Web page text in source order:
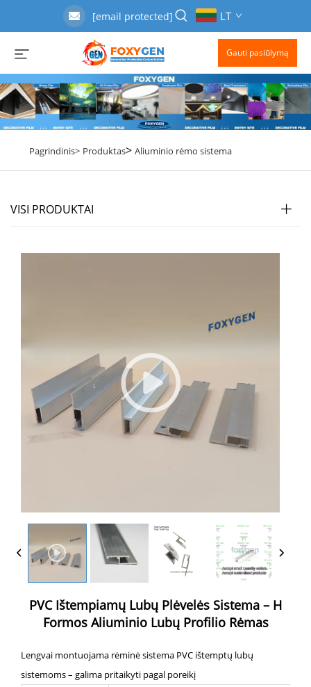
[email protected] LT
Gauti pasiūlymą
Pagrindinis> Produktas> Aliuminio rėmo sistema
VISI PRODUKTAI
PVC Ištempiamų Lubų Plėvelės Sistema – H
Formos Aliuminio Lubų Profilio Rėmas
Lengvai montuojama rėminė sistema PVC ištemptų lubų
sistemoms – galima pritaikyti pagal poreikį